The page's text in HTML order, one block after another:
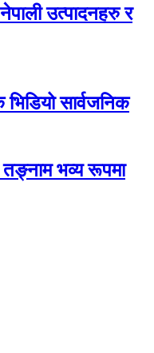
उत्पादनहरु र
सार्वजनिक
तङ्नाम भव्य रूपमा